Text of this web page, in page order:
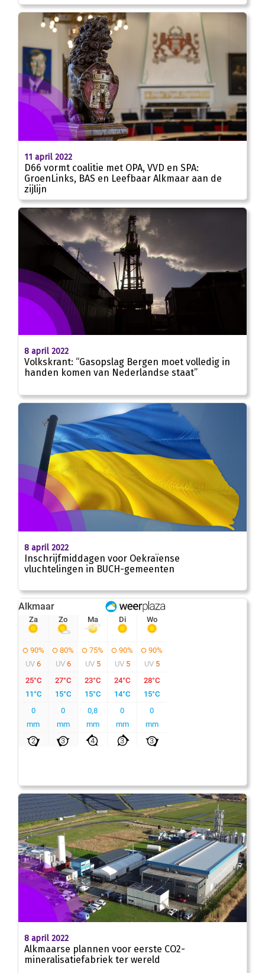
11 april 2022
D66 vormt coalitie met OPA, VVD en SPA:
GroenLinks, BAS en Leefbaar Alkmaar aan de
zijlijn
8 april 2022
Volkskrant: “Gasopslag Bergen moet volledig in
handen komen van Nederlandse staat”
8 april 2022
Inschrijfmiddagen voor Oekraïense
vluchtelingen in BUCH-gemeenten
8 april 2022
Alkmaarse plannen voor eerste CO2-
mineralisatiefabriek ter wereld